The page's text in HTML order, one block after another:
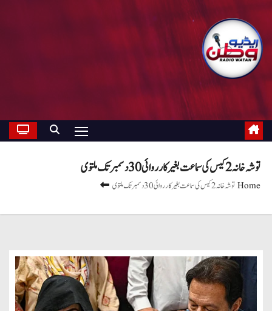
توشہ خانہ 2 کیس کی سماعت بغیر کارروائی 30 دسمبر تک ملتوی
Homeتوشہ خانہ 2 کیس کی سماعت بغیر کارروائی 30 دسمبر تک ملتوی